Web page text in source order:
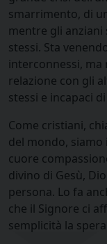
smarrimento, di
mentre gli
stessi. Sta
interconnessi, ma
relazione con gli
stessi e incapaci
Come cristiani,
del mondo, siamo
cuore
divino di Gesù,
persona. Lo fa
che il Signore ci
semplicità la